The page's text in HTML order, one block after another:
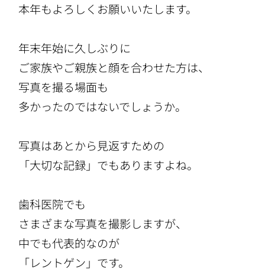
本年もよろしくお願いいたします。
年末年始に久しぶりに
ご家族やご親族と顔を合わせた方は、
写真を撮る場面も
多かったのではないでしょうか。
写真はあとから見返すための
「大切な記録」でもありますよね。
歯科医院でも
さまざまな写真を撮影しますが、
中でも代表的なのが
「レントゲン」です。